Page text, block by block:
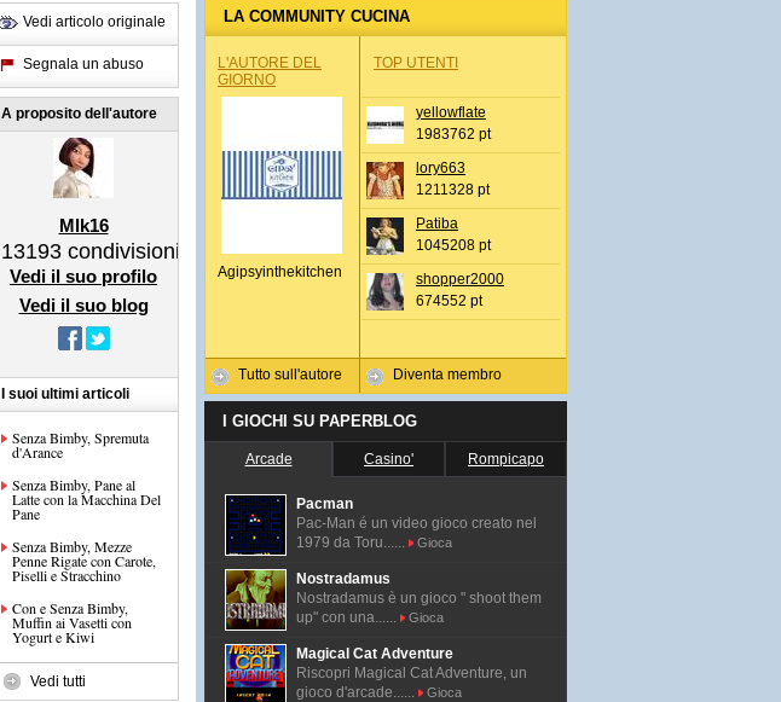
Vedi articolo originale
Segnala un abuso
A proposito dell'autore
Mlk16
13193 condivisioni
Vedi il suo profilo
Vedi il suo blog
I suoi ultimi articoli
Senza Bimby, Spremuta
d'Arance
Senza Bimby, Pane al
Latte con la Macchina Del
Pane
Senza Bimby, Mezze
Penne Rigate con Carote,
Piselli e Stracchino
Con e Senza Bimby,
Muffin ai Vasetti con
Yogurt e Kiwi
Vedi tutti
LA COMMUNITY CUCINA
L'AUTORE DEL
GIORNO
Agipsyinthekitchen
Tutto sull'autore
TOP UTENTI
yellowflate
1983762 pt
lory663
1211328 pt
Patiba
1045208 pt
shopper2000
674552 pt
Diventa membro
I GIOCHI SU PAPERBLOG
Arcade Casino' Rompicapo
Pacman
Pac-Man é un video gioco creato nel
1979 da Toru......
Gioca
Nostradamus
Nostradamus è un gioco " shoot them
up" con una......
Gioca
Magical Cat Adventure
Riscopri Magical Cat Adventure, un
gioco d'arcade......
Gioca